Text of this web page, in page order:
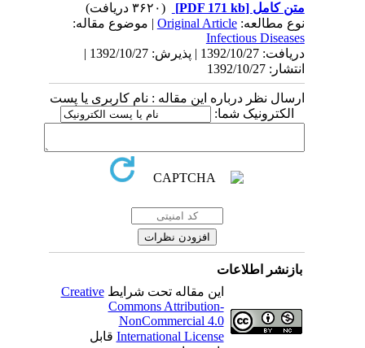
متن کامل[PDF 171 kb]
نوع مطالعه:Original Article| موضوع مقاله:
Infectious Diseases
دریافت: 1392/10/27 | پذیرش: 1392/10/27 |
انتشار: 1392/10/27
ارسال نظر درباره این مقاله : نام کاربری یا پست
الکترونیک شما:
بازنشر اطلاعات
این مقاله تحت شرایطCreative
Commons Attribution-
NonCommercial 4.0
International Licenseقابل